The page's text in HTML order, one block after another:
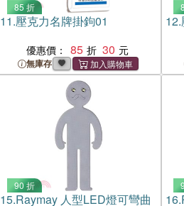
85 折
11.壓克力名牌掛鉤01
優惠價： 85 30
無庫存
12.
90 折
15.Raymay 人型LED燈可彎曲
16.